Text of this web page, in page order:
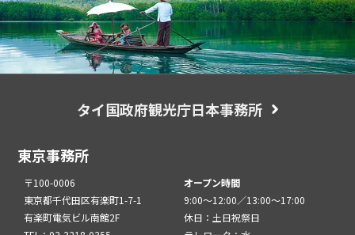
タイ国政府観光庁日本事務所
東京事務所
〒100-0006
東京都千代田区有楽町1-7-1
有楽町電気ビル南館2F
オープン時間
9:00～12:00／13:00～17:00
休日：土日祝祭日